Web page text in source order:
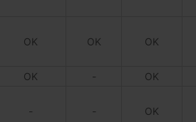
OK OK OK
OK - OK
- - OK